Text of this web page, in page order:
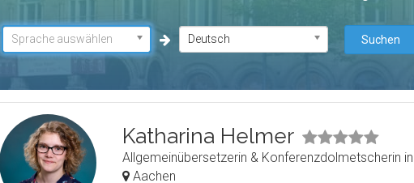
Sprache auswählen Deutsch Suchen
Katharina Helmer
Allgemeinübersetzerin & Konferenzdolmetscherin in
Aachen